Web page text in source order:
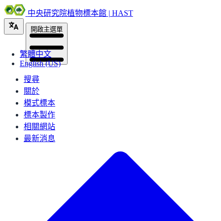
中央研究院植物標本館 | HAST
繁體中文
English (US)
開啟主選單
搜尋
關於
模式標本
標本製作
相關網站
最新消息